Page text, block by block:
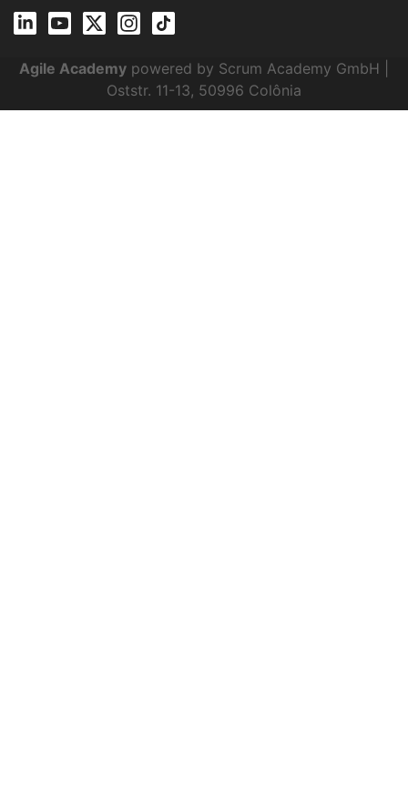
Agile Academy powered by Scrum Academy GmbH |
Oststr. 11-13, 50996 Colônia